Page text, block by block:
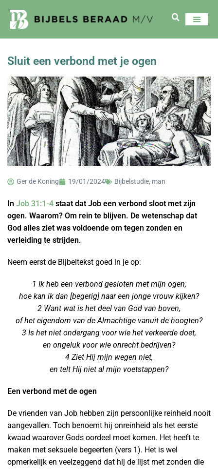
Sluit een verbond met je ogen
Ger de Koning 19/01/2024 Bijbelstudie, man
In Job 31:1-4 staat dat Job een verbond sloot met zijn
ogen. Waarom? Om rein te blijven. De wetenschap dat
God alles ziet was voldoende om tegen zonden en
verleiding te strijden.
Neem eerst de Bijbeltekst goed in je op:
1 Ik heb een verbond gesloten met mijn ogen;
hoe kan ik dan [begerig] naar een jonge vrouw kijken?
2 Want wat is het deel van God van boven,
of het eigendom van de Almachtige vanuit de hoogten?
3 Is het niet ondergang voor wie het verkeerde doet,
en ongeluk voor wie onrecht bedrijven?
4 Ziet Hij mijn wegen niet,
en telt Hij niet al mijn voetstappen?
Een verbond met de ogen
De vrienden van Job hebben zijn persoonlijke reinheid nooit
aangevallen. Toch benoemt hij onreinheid als het eerste
kwaad waarover Gods oordeel moet komen. Het heeft te
maken met seksuele begeerten (vers 1). Het is wel
opmerkelijk en veelzeggend dat hij de lijst met zonden die